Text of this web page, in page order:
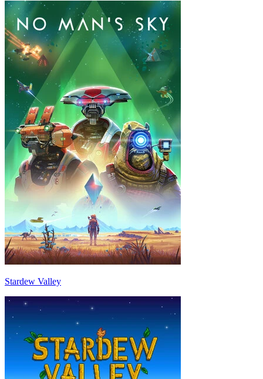
Stardew Valley